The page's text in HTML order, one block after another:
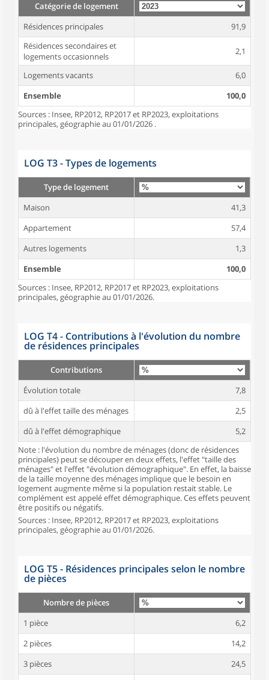
Catégorie de logement
Résidences principales
91,9
Résidences secondaires et
logements occasionnels
2,1
Logements vacants
6,0
Ensemble
100,0
Sources : Insee, RP2012, RP2017 et RP2023, exploitations
principales, géographie au 01/01/2026 .
LOG T3 - Types de logements
Type de logement
Maison
41,3
Appartement
57,4
Autres logements
1,3
Ensemble
100,0
Sources : Insee, RP2012, RP2017 et RP2023, exploitations
principales, géographie au 01/01/2026.
LOG T4 - Contributions à l'évolution du nombre
de résidences principales
Contributions
Évolution totale
7,8
dû à l'effet taille des ménages
2,5
dû à l'effet démographique
5,2
Note : l'évolution du nombre de ménages (donc de résidences
principales) peut se découper en deux effets, l'effet "taille des
ménages" et l'effet "évolution démographique". En effet, la baisse
de la taille moyenne des ménages implique que le besoin en
logement augmente même si la population restait stable. Le
complément est appelé effet démographique. Ces effets peuvent
être positifs ou négatifs.
Sources : Insee, RP2012, RP2017 et RP2023, exploitations
principales, géographie au 01/01/2026.
LOG T5 - Résidences principales selon le nombre
de pièces
Nombre de pièces
1 pièce
6,2
2 pièces
14,2
3 pièces
24,5